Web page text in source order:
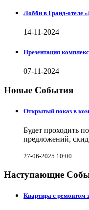
Лобби в Гранд-отеле
14-11-2024
Презентация
07-11-2024
Новые События
Открытый показ в
Будет проходить
предложений,
27-06-2025 10:00
Наступающие
Квартира с ремонтом